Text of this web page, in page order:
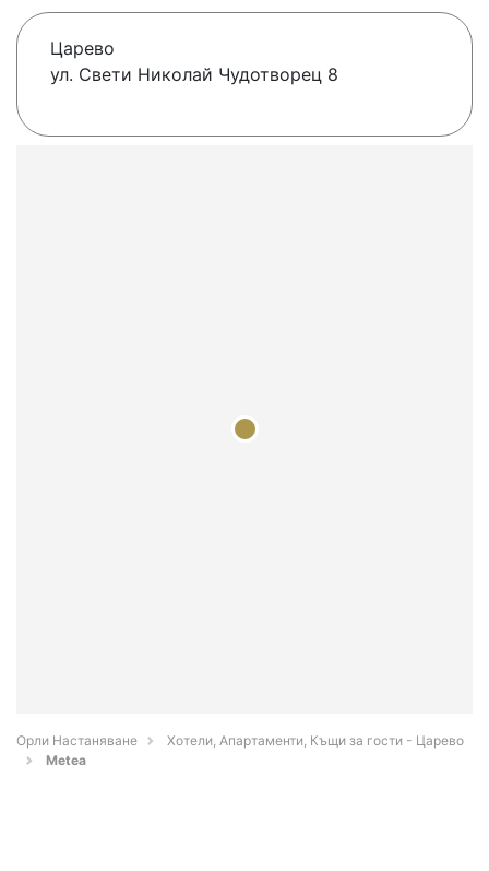
Царево
ул. Свети Николай Чудотворец 8
Орли Настаняване
Хотели, Апартаменти, Къщи за гости - Царево
Metea